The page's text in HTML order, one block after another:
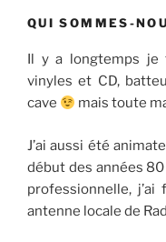
QUI SOMMES-
Il y a longtemps je
vinyles et CD,
cave
mais toute
J’ai aussi été
début des années
professionnelle,
antenne locale de